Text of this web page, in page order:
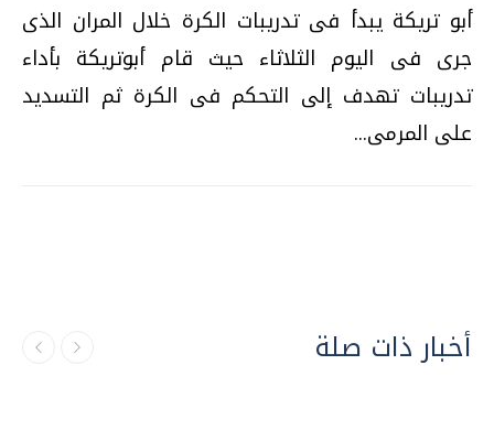
أبو تريكة يبدأ فى تدريبات الكرة خلال المران الذى
جرى فى اليوم الثلاثاء حيث قام أبوتريكة بأداء
تدريبات تهدف إلى التحكم فى الكرة ثم التسديد
على المرمى...
أخبار ذات صلة